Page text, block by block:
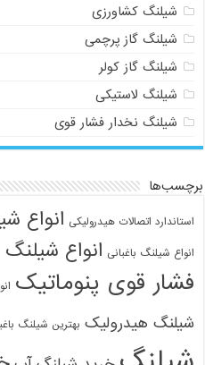
شیلنگ کشاورزی
شیلنگ گاز پرچمی
شیلنگ گاز کولر
شیلنگ لاستیکی
شیلنگ نخدار فشار قوی
برچسب‌ها
استاندارد اتصالات هیدرولیکی انواع
انواع شیلنگ باغبانی انواع
فشار قوی پنوماتیک
شیلنگ هیدرولیک بهترین شیلنگ